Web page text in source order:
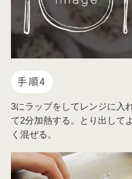
手順4
3にラップをしてレンジに入
て2分加熱する。とり出して
く混ぜる。